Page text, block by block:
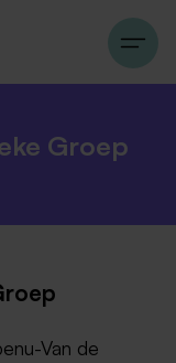
Groep
Van de